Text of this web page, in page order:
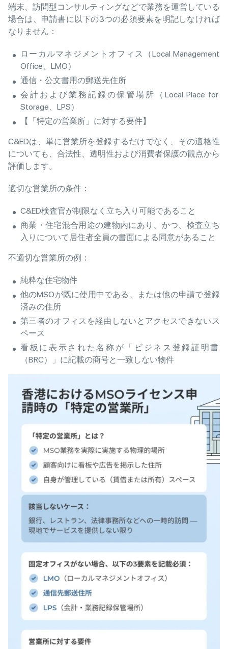
端末、訪問型コンサルティングなどで業務を運営している
場合は、申請書に以下の3つの必須要素を明記しなければ
なりません：
ローカルマネジメントオフィス（Local Management
Office、LMO）
通信・公文書用の郵送先住所
会計および業務記録の保管場所（Local Place for
Storage、LPS）
【「特定の営業所」に対する要件】
C&EDは、単に営業所を登録するだけでなく、その適格性
についても、合法性、透明性および消費者保護の観点から
評価します。
適切な営業所の条件：
C&ED検査官が制限なく立ち入り可能であること
商業・住宅混合用途の建物内にあり、かつ、検査立ち
入りについて居住者全員の書面による同意があること
不適切な営業所の例：
純粋な住宅物件
他のMSOが既に使用中である、または他の申請で登録
済みの住所
第三者のオフィスを経由しないとアクセスできないス
ペース
看板に表示された名称が「ビジネス登録証明書
（BRC）」に記載の商号と一致しない物件